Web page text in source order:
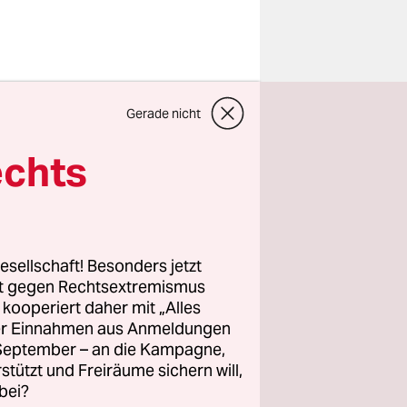
Sie
liegt
der
folgt.
Kino
es
dich
Gerade nicht
Besonders jetzt
gegen Rechtsextremismus
daher mit „Alles
Einnahmen aus Anmeldungen
– an die Kampagne,
und Freiräume sichern will,